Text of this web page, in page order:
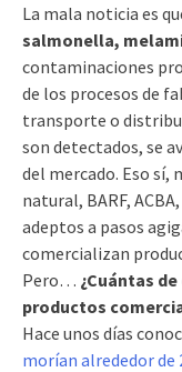
La mala noticia es
salmonella,
contaminaciones
de los procesos de
transporte o
son detectados, se
del mercado. Eso
natural, BARF,
adeptos a pasos
comercializan
Pero… ¿Cuántas
productos
Hace unos días
morían alrededor de